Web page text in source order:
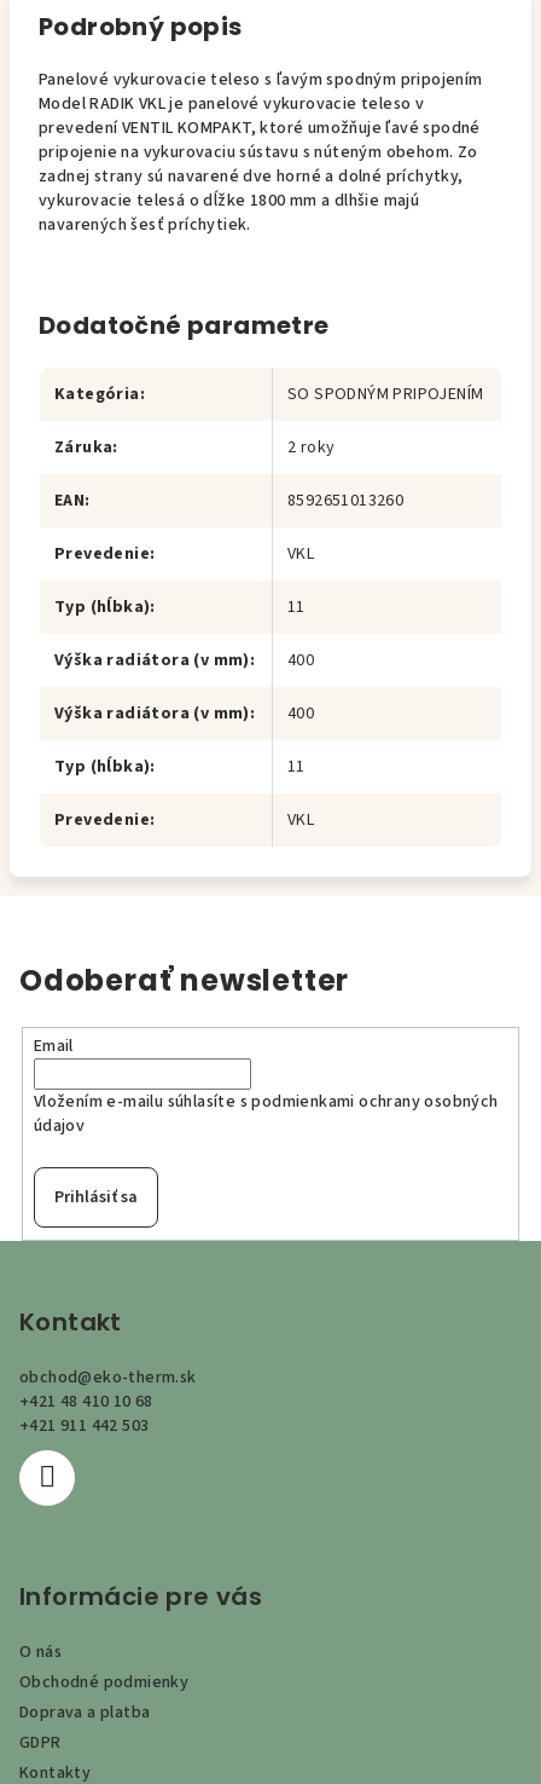
Podrobný popis
Panelové vykurovacie teleso s ľavým spodným pripojením
Model RADIK VKL je panelové vykurovacie teleso v
prevedení VENTIL KOMPAKT, ktoré umožňuje ľavé spodné
pripojenie na vykurovaciu sústavu s núteným obehom. Zo
zadnej strany sú navarené dve horné a dolné príchytky,
vykurovacie telesá o dĺžke 1800 mm a dlhšie majú
navarených šesť príchytiek.
Dodatočné parametre
Kategória: SO SPODNÝM PRIPOJENÍM
Záruka: 2 roky
EAN: 8592651013260
Prevedenie: VKL
Typ (hĺbka): 11
Výška radiátora (v mm): 400
Výška radiátora (v mm): 400
Typ (hĺbka): 11
Prevedenie: VKL
Odoberať newsletter
Email
Vložením e-mailu súhlasíte spodmienkami ochrany osobných
údajov
Prihlásiť sa
Kontakt
obchod@eko-therm.sk
+421 48 410 10 68
+421 911 442 503
Informácie pre vás
O nás
Obchodné podmienky
Doprava a platba
GDPR
Kontakty